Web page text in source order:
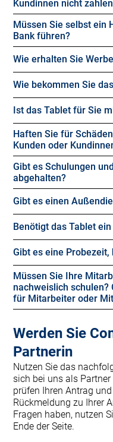
Kundinnen nicht
Müssen Sie selbst ein
Bank führen?
Wie erhalten Sie
Wie bekommen Sie
Ist das Tablet für Sie
Haften Sie für
Kunden oder
Gibt es Schulungen
abgehalten?
Gibt es einen
Benötigt das Tablet ein
Gibt es eine
Müssen Sie Ihre
nachweislich schulen?
für Mitarbeiter oder
Werden Sie
Partnerin
Nutzen Sie das
sich bei uns als
prüfen Ihren Antrag
Rückmeldung zu Ihrer
Fragen haben, nutzen
Ende der Seite.